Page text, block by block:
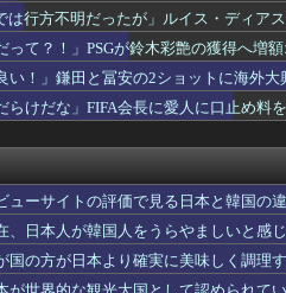
れた場合ほとんど起訴されない理由」
ない日本の女子高生の姿に韓国人が衝
税で青息吐息！（海外の反応）
光大国として認められている理由がこ
の今季は悪夢と化した【MLB】
ーメンについて勘違いしていることが
ト・オートVI」の販売方針に物議！海
の料理の直訳を知ってしまった…」
ンダムに乗れ」これで全部解決する【
適切な行為は絶対にない」→韓国人「
エアストライク【ポーランドボール】
を遂げた広島・長崎！焼け野原から美
湿器コーナー、霧が出すぎ」
は行方不明だったが」ルイス・ディア
って？！」PSGが鈴木彩艶の獲得へ増
い！」鎌田と冨安の2ショットに海外大
らけだな」FIFA会長に愛人に口止め料
ューサイトの評価で見る日本と韓国の
、日本人が韓国人をうらやましいと感
国の方が日本より確実に美味しく調理